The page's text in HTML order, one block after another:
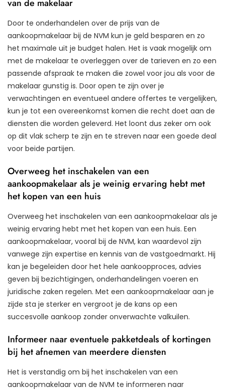
van de makelaar
Door te onderhandelen over de prijs van de
aankoopmakelaar bij de NVM kun je geld besparen en zo
het maximale uit je budget halen. Het is vaak mogelijk om
met de makelaar te overleggen over de tarieven en zo een
passende afspraak te maken die zowel voor jou als voor de
makelaar gunstig is. Door open te zijn over je
verwachtingen en eventueel andere offertes te vergelijken,
kun je tot een overeenkomst komen die recht doet aan de
diensten die worden geleverd. Het loont dus zeker om ook
op dit vlak scherp te zijn en te streven naar een goede deal
voor beide partijen.
Overweeg het inschakelen van een
aankoopmakelaar als je weinig ervaring hebt met
het kopen van een huis
Overweeg het inschakelen van een aankoopmakelaar als je
weinig ervaring hebt met het kopen van een huis. Een
aankoopmakelaar, vooral bij de NVM, kan waardevol zijn
vanwege zijn expertise en kennis van de vastgoedmarkt. Hij
kan je begeleiden door het hele aankoopproces, advies
geven bij bezichtigingen, onderhandelingen voeren en
juridische zaken regelen. Met een aankoopmakelaar aan je
zijde sta je sterker en vergroot je de kans op een
succesvolle aankoop zonder onverwachte valkuilen.
Informeer naar eventuele pakketdeals of kortingen
bij het afnemen van meerdere diensten
Het is verstandig om bij het inschakelen van een
aankoopmakelaar van de NVM te informeren naar